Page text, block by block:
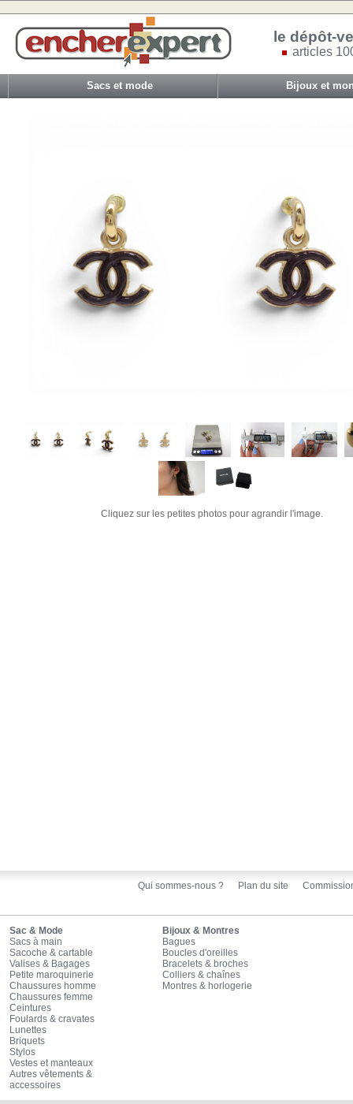
le dépôt-
articles
Sacs et mode Bijoux et
Cliquez sur les petites photos pour agrandir l'image.
Qui sommes-nous ? Plan du site
Sac & Mode
Sacs à main
Sacoche & cartable
Valises & Bagages
Petite maroquinerie
Chaussures homme
Chaussures femme
Ceintures
Foulards & cravates
Lunettes
Briquets
Stylos
Vestes et manteaux
Autres vêtements &
accessoires
Bijoux & Montres
Bagues
Boucles d'oreilles
Bracelets & broches
Colliers & chaînes
Montres & horlogerie